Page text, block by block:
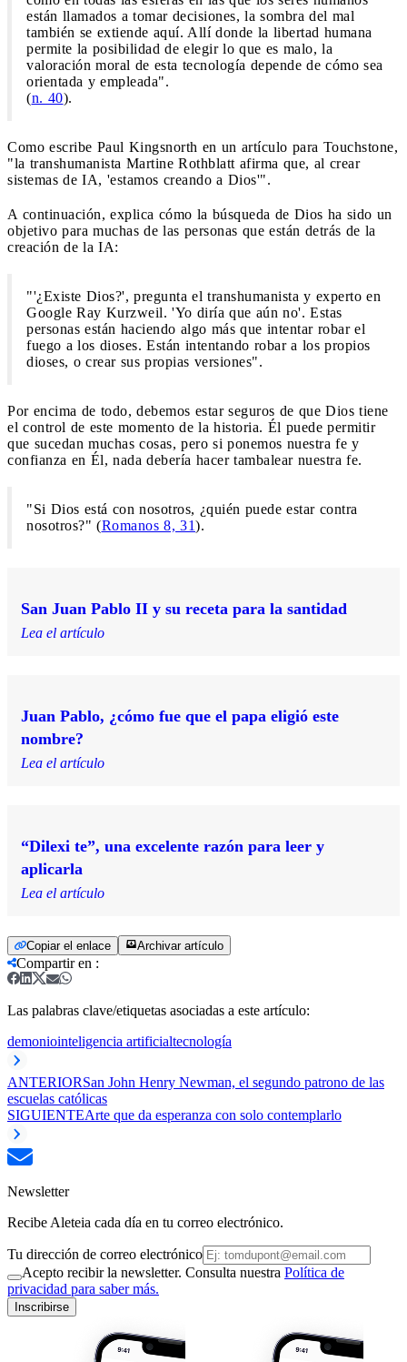
están llamados a tomar decisiones, la sombra del mal
también se extiende aquí. Allí donde la libertad humana
permite la posibilidad de elegir lo que es malo, la
valoración moral de esta tecnología depende de cómo sea
orientada y empleada".
(n. 40).
Como escribe Paul Kingsnorth en un artículo para Touchstone,
"la transhumanista Martine Rothblatt afirma que, al crear
sistemas de IA, 'estamos creando a Dios'".
A continuación, explica cómo la búsqueda de Dios ha sido un
objetivo para muchas de las personas que están detrás de la
creación de la IA:
"'¿Existe Dios?', pregunta el transhumanista y experto en
Google Ray Kurzweil. 'Yo diría que aún no'. Estas
personas están haciendo algo más que intentar robar el
fuego a los dioses. Están intentando robar a los propios
dioses, o crear sus propias versiones".
Por encima de todo, debemos estar seguros de que Dios tiene
el control de este momento de la historia. Él puede permitir
que sucedan muchas cosas, pero si ponemos nuestra fe y
confianza en Él, nada debería hacer tambalear nuestra fe.
"Si Dios está con nosotros, ¿quién puede estar contra
nosotros?" (Romanos 8, 31).
San Juan Pablo II y su receta para la santidad
Lea el artículo
Juan Pablo, ¿cómo fue que el papa eligió este
nombre?
Lea el artículo
“Dilexi te”, una excelente razón para leer y
aplicarla
Lea el artículo
Copiar el enlace Archivar artículo
Compartir en :
Las palabras clave/etiquetas asociadas a este artículo:
demoniointeligencia artificialtecnología
ANTERIORSan John Henry Newman, el segundo patrono de las
escuelas católicas
SIGUIENTEArte que da esperanza con solo contemplarlo
Newsletter
Recibe Aleteia cada día en tu correo electrónico.
Tu dirección de correo electrónico
Acepto recibir la newsletter. Consulta nuestra Política de
privacidad para saber más.
Inscribirse